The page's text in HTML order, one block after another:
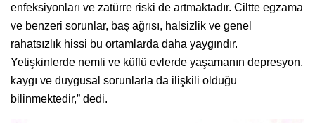
enfeksiyonları ve zatürre riski de artmaktadır. Ciltte egzama
ve benzeri sorunlar, baş ağrısı, halsizlik ve genel
rahatsızlık hissi bu ortamlarda daha yaygındır.
Yetişkinlerde nemli ve küflü evlerde yaşamanın depresyon,
kaygı ve duygusal sorunlarla da ilişkili olduğu
bilinmektedir,” dedi.